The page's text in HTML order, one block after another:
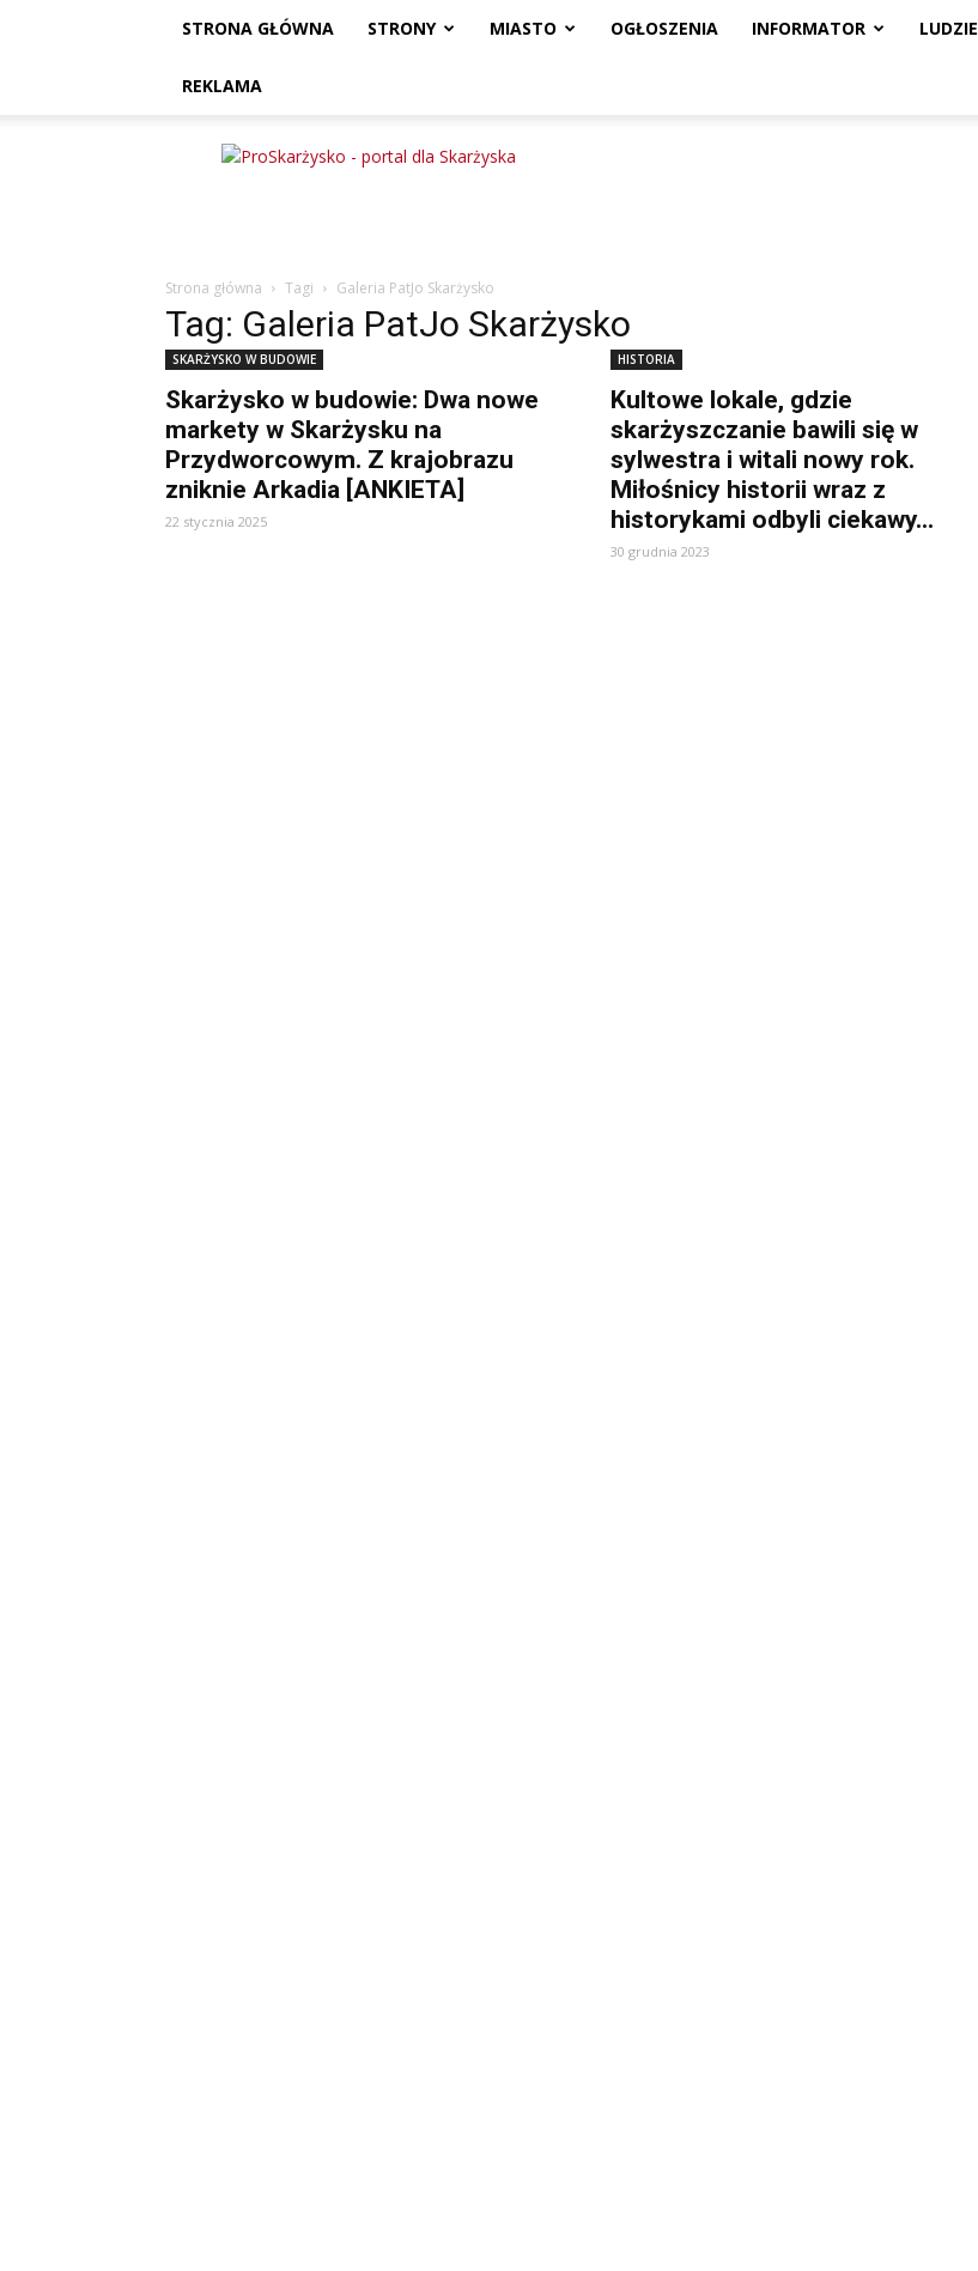
STRONA GŁÓWNA STRONY MIASTO OGŁOSZENIA INFORMATOR LUDZIE
REKLAMA
ProSkarżysko
Strona główna Tagi Galeria PatJo Skarżysko
Tag: Galeria PatJo Skarżysko
SKARŻYSKO W BUDOWIE
Skarżysko w budowie: Dwa nowe
markety w Skarżysku na
Przydworcowym. Z krajobrazu
zniknie Arkadia [ANKIETA]
22 stycznia 2025
HISTORIA
Kultowe lokale, gdzie
skarżyszczanie bawili się w
sylwestra i witali nowy rok.
Miłośnicy historii wraz z
historykami odbyli ciekawy...
30 grudnia 2023